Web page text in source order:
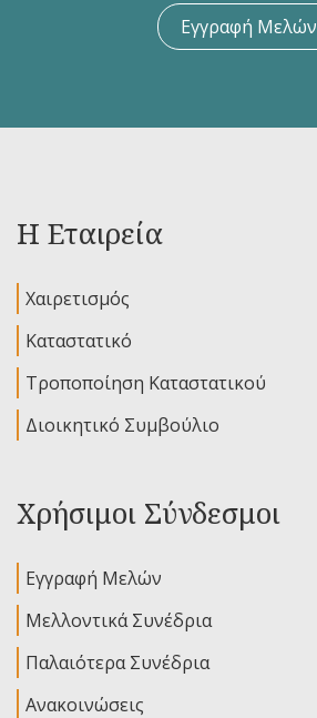
Εγγραφή Μελών
Η Εταιρεία
Χαιρετισμός
Καταστατικό
Τροποποίηση Καταστατικού
Διοικητικό Συμβούλιο
Χρήσιμοι Σύνδεσμοι
Εγγραφή Μελών
Μελλοντικά Συνέδρια
Παλαιότερα Συνέδρια
Ανακοινώσεις